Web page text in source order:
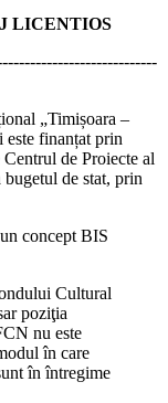
LICENTIOS
„Timișoara –
finanțat prin
de Proiecte al
de stat, prin
concept BIS
Cultural
poziţia
nu este
în care
în întregime